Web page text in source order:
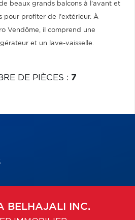
beaux grands balcons à l'avant et
pour profiter de l'extérieur. À
Vendôme, il comprend une
et un lave-vaisselle.
DE PIÈCES : 7
BELHAJALI INC.